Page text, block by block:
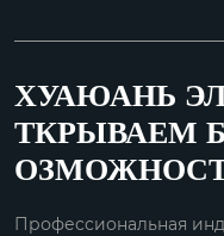
ХУАЮАНЬ
ТКРЫВАЕМ
Профессиональная